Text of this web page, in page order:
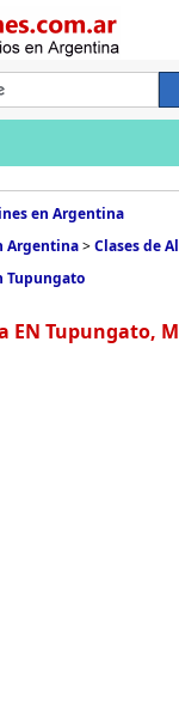
en Argentina
Argentina>Clases de
Tupungato
EN Tupungato,